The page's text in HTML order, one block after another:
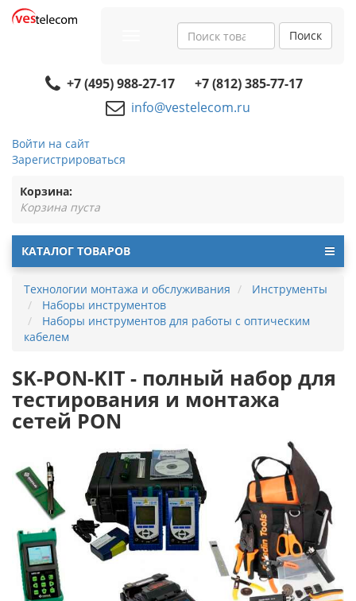
navigation
Поиск
+7 (495) 988-27-17
+7 (812) 385-77-17
info@vestelecom.ru
Войти на сайт
Зарегистрироваться
Корзина:
Корзина пуста
КАТАЛОГ ТОВАРОВ
Технологии монтажа и обслуживания
Инструменты
Наборы инструментов
Наборы инструментов для работы с оптическим
кабелем
SK-PON-KIT - полный набор для
тестирования и монтажа
сетей PON